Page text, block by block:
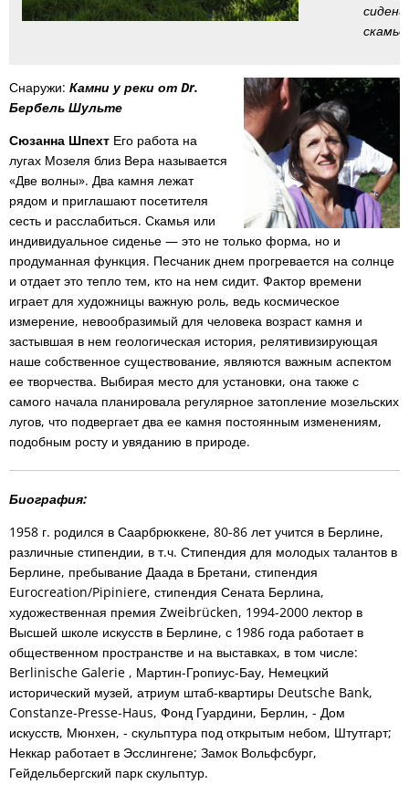
Снаружи: Камни у реки от Dr.
Бербель Шульте
Сюзанна Шпехт Его работа на
лугах Мозеля близ Вера называется
«Две волны». Два камня лежат
рядом и приглашают посетителя
сесть и расслабиться. Скамья или
индивидуальное сиденье — это не только форма, но и
продуманная функция. Песчаник днем прогревается на солнце
и отдает это тепло тем, кто на нем сидит. Фактор времени
играет для художницы важную роль, ведь космическое
измерение, невообразимый для человека возраст камня и
застывшая в нем геологическая история, релятивизирующая
наше собственное существование, являются важным аспектом
ее творчества. Выбирая место для установки, она также с
самого начала планировала регулярное затопление мозельских
лугов, что подвергает два ее камня постоянным изменениям,
подобным росту и увяданию в природе.
Биография:
1958 г. родился в Саарбрюккене, 80-86 лет учится в Берлине,
различные стипендии, в т.ч. Стипендия для молодых талантов в
Берлине, пребывание Даада в Бретани, стипендия
Eurocreation/Pipiniere, стипендия Сената Берлина,
художественная премия Zweibrücken, 1994-2000 лектор в
Высшей школе искусств в Берлине, с 1986 года работает в
общественном пространстве и на выставках, в том числе:
Berlinische Galerie , Мартин-Гропиус-Бау, Немецкий
исторический музей, атриум штаб-квартиры Deutsche Bank,
Constanze-Presse-Haus, Фонд Гуардини, Берлин, - Дом
искусств, Мюнхен, - скульптура под открытым небом, Штутгарт;
Неккар работает в Эсслингене; Замок Вольфсбург,
Гейдельбергский парк скульптур.